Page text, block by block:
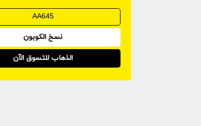
نسخ الكوبون
الذهاب للتسوق الآن